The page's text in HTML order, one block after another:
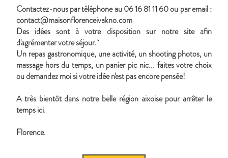
Contactez-nous par téléphone au 06 16 81 11 60 ou par email :
contact@maisonflorenceivakno.com
Des idées sont à votre disposition sur notre site afin
d'agrémenter votre séjour.
Un repas gastronomique, une activité, un shooting photos, un
massage hors du temps, un panier pic nic... faites votre choix
ou demandez moi si votre idée n'est pas encore pensée!
A très bientôt dans notre belle région aixoise pour arrêter le
temps ici.
Florence.